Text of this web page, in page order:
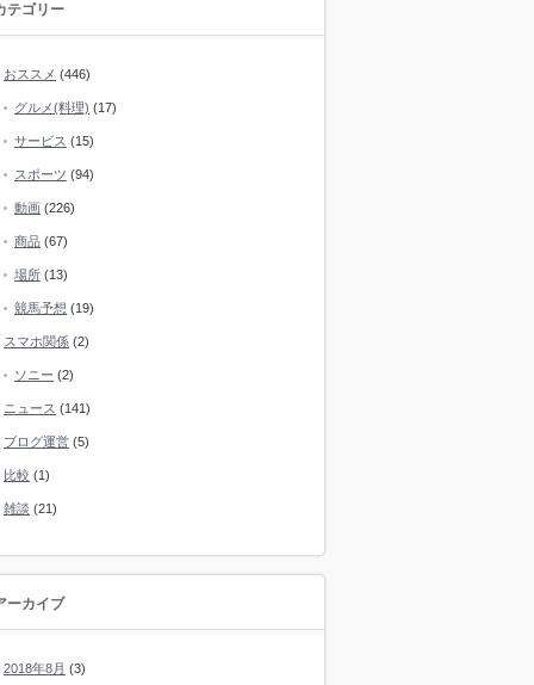
テゴリー
おススメ (446)
グルメ(料理) (17)
サービス (15)
スポーツ (94)
動画 (226)
商品 (67)
場所 (13)
競馬予想 (19)
スマホ関係 (2)
ソニー (2)
ニュース (141)
ブログ運営 (5)
比較 (1)
雑談 (21)
ーカイブ
2018年8月 (3)